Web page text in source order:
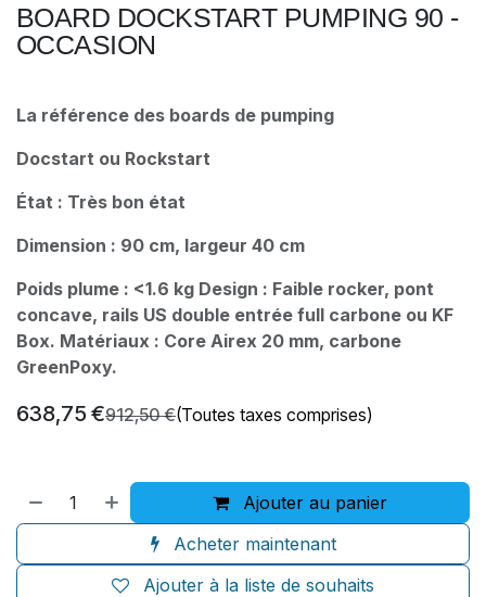
BOARD DOCKSTART PUMPING 90 -
OCCASION
La référence des boards de pumping
Docstart ou Rockstart
État : Très bon état
Dimension : 90 cm, largeur 40 cm
Poids plume : <1.6 kg Design : Faible rocker, pont
concave, rails US double entrée full carbone ou KF
Box. Matériaux : Core Airex 20 mm, carbone
GreenPoxy.
638,75 €912,50€(Toutes taxes comprises)
Ajouter au panier
Acheter maintenant
Ajouter à la liste de souhaits